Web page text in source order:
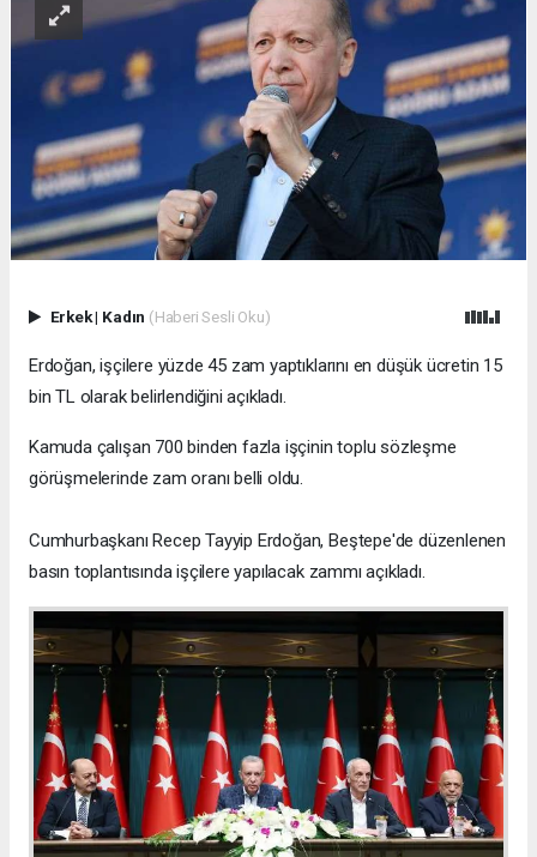
Erkek| Kadın (Haberi Sesli Oku)
Erdoğan, işçilere yüzde 45 zam yaptıklarını en düşük ücretin 15
bin TL olarak belirlendiğini açıkladı.
Kamuda çalışan 700 binden fazla işçinin toplu sözleşme
görüşmelerinde zam oranı belli oldu.
Cumhurbaşkanı Recep Tayyip Erdoğan, Beştepe'de düzenlenen
basın toplantısında işçilere yapılacak zammı açıkladı.